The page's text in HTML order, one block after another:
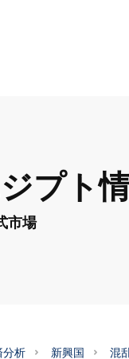
プト
市場
分析 新興国 混